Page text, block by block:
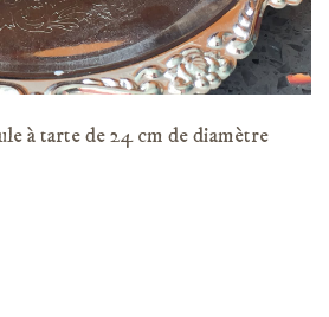
à tarte de 24 cm de diamètre